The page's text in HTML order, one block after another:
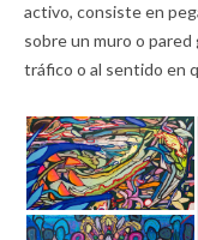
activo, consiste en
sobre un muro o
tráfico o al sentido en